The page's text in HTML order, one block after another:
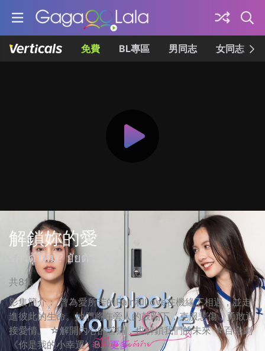
免費 BL專區 男同志 女同志
解鎖妳的愛
รักได้ไหม? ยัยตัวร้าย
共8集
影集簡介： 曾為愛所苦的Rain和Love在機緣下相遇，並走
進彼此的生命。她們將在旁人的鼓勵下，克服悲傷，勇敢迎
接愛情。 ☆解開內心的苦痛，也解鎖我們的未來 ☆百合劇
《你是我的小幸運》B... 更多